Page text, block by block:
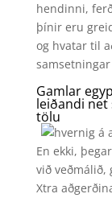
hendinni,
þínir eru
og hvatar til
Gamlar
leiðandi
tölu
En ekki,
við
Xtra